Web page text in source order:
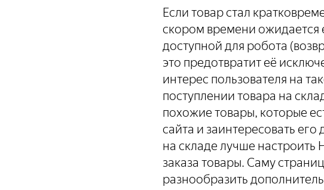
Если товар стал
скором времени ожидается
доступной для робота
это предотвратит её
интерес пользователя на
поступлении товара на
похожие товары, которые
сайта и заинтересовать
на складе лучше настроить
заказа товары. Саму
разнообразить